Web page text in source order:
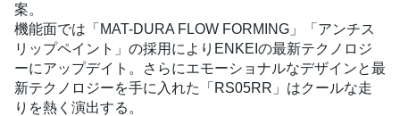
案。
機能面では「MAT-DURA FLOW FORMING」「アンチス
リップペイント」の採用によりENKEIの最新テクノロジ
ーにアップデイト。さらにエモーショナルなデザインと最
新テクノロジーを手に入れた「RS05RR」はクールな走
りを熱く演出する。